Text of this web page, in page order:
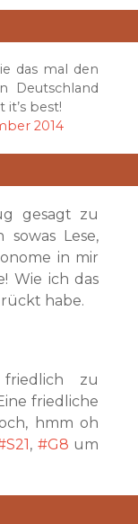
das mal den
Deutschland
best!
2014
gesagt zu
Lese,
in mir
Wie ich das
habe.
zu
friedliche
hmm oh
, #G8 um